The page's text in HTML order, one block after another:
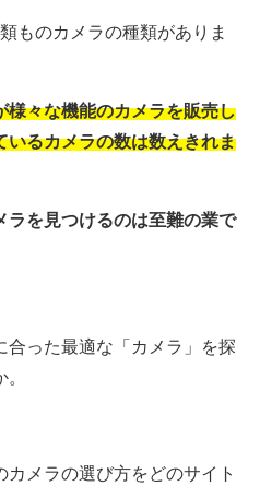
ものカメラの種類がありま
様々な機能のカメラを販売し
いるカメラの数は数えきれま
ラを見つけるのは至難の業で
合った最適な「カメラ」を探
メラの選び方をどのサイト